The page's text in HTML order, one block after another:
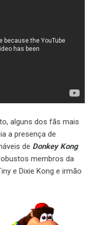
alguns dos fãs mais
a presença de
de Donkey Kong
membros da
e Dixie Kong e irmão